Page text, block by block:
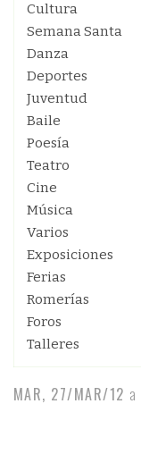
Cultura
Semana Santa
Danza
Deportes
Juventud
Baile
Poesía
Teatro
Cine
Música
Varios
Exposiciones
Ferias
Romerías
Foros
Talleres
MAR, 27/MAR/12 a